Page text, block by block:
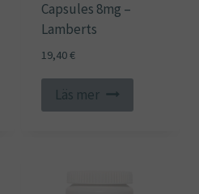
Capsules 8mg –
Lamberts
19,40€
Läs mer